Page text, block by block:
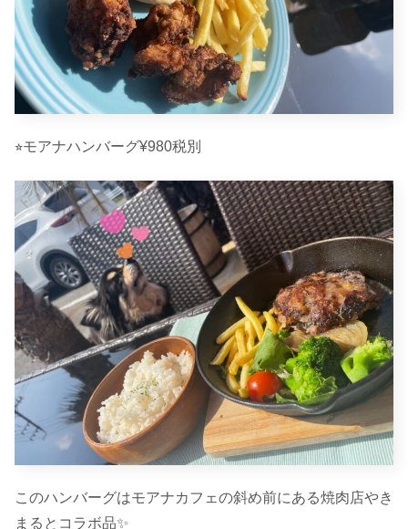
⭐︎モアナハンバーグ¥980税別
このハンバーグはモアナカフェの斜め前にある焼肉店やき
まるとコラボ品✨